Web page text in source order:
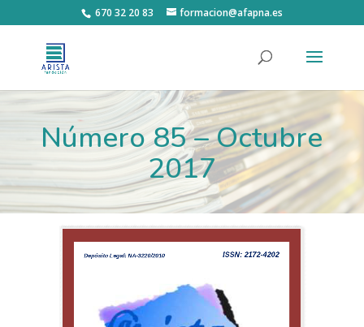
670 32 20 83 formacion@afapna.es
Número 85 – Octubre
2017